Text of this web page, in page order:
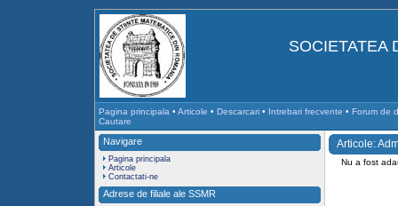
SOCIETATEA
Pagina principala • Articole • Descarcari • Intrebari frecvente • Forum de
Cautare
Navigare
Pagina principala
Articole
Contactati-ne
Adrese de filiale ale SSMR
Articole:
Nu a fost